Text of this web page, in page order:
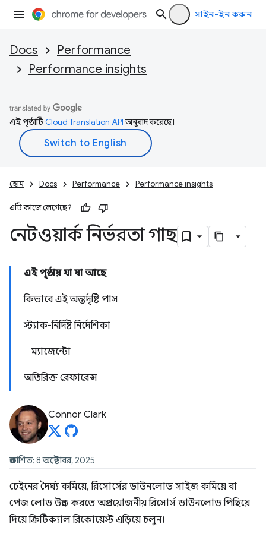
সাইন-ইন করুন
Docs
Performance
Performance insights
এই পৃষ্ঠাটিCloud Translation APIঅনুবাদ করেছে।
হোম Docs Performance Performance insights
এটি কাজে লেগেছে?
নেটওয়ার্ক নির্ভরতা গাছ
এই পৃষ্ঠায় যা যা আছে
কিভাবে এই অন্তর্দৃষ্টি পাস
স্ট্যাক-নির্দিষ্ট নির্দেশিকা
ম্যাজেন্টো
অতিরিক্ত রেফারেন্স
Connor Clark
প্রকাশিত: 8 অক্টোবর, 2025
চেইনের দৈর্ঘ্য কমিয়ে, রিসোর্সের ডাউনলোড সাইজ কমিয়ে বা
পেজ লোড উন্নত করতে অপ্রয়োজনীয় রিসোর্স ডাউনলোড পিছিয়ে
দিয়ে ক্রিটিক্যাল রিকোয়েস্ট এড়িয়ে চলুন।